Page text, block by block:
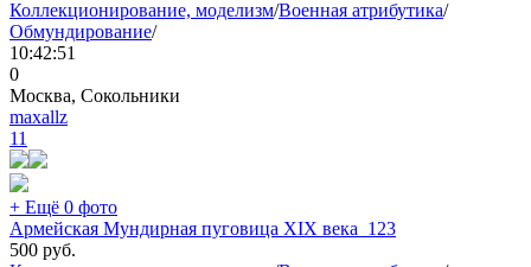
Коллекционирование, моделизм/Военная атрибутика/
Обмундирование/
10:42:51
0
Москва, Сокольники
maxallz
11
+ Ещё 0 фото
Армейская Мундирная пуговица XIX века_123
500 руб.